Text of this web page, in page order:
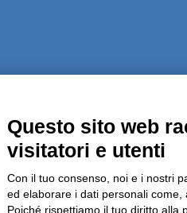
Questo sito web
visitatori e utenti
Con il tuo consenso, noi e i nostri
ed elaborare i dati personali come,
Poiché rispettiamo il tuo diritto alla